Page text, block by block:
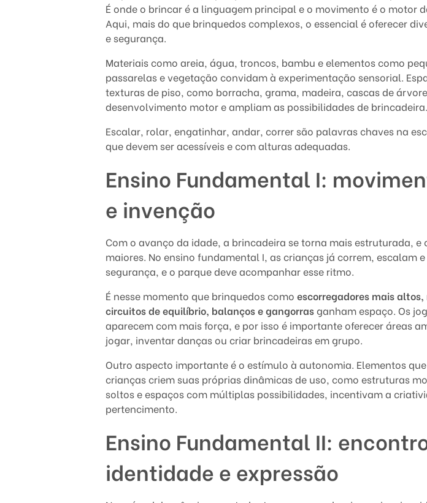
r
n
o
s
n
a
s
e
s
c
o
l
a
s
:
e
s
p
a
ç
É onde o brincar é a linguagem principal e o movimento é o motor
Aqui, mais do que brinquedos complexos, o essencial é oferecer
e segurança.
Materiais como areia, água, troncos, bambu e elementos como
passarelas e vegetação convidam à experimentação sensorial.
texturas de piso, como borracha, grama, madeira, cascas de
desenvolvimento motor e ampliam as possibilidades de brincadeira.
Escalar, rolar, engatinhar, andar, correr são palavras chaves na
que devem ser acessíveis e com alturas adequadas.
Ensino Fundamental I:
e invenção
Com o avanço da idade, a brincadeira se torna mais estruturada, e
maiores. No ensino fundamental I, as crianças já correm, escalam
segurança, e o parque deve acompanhar esse ritmo.
É nesse momento que brinquedos como escorregadores mais
circuitos de equilíbrio, balanços e gangorrasganham espaço. Os
aparecem com mais força, e por isso é importante oferecer áreas
jogar, inventar danças ou criar brincadeiras em grupo.
Outro aspecto importante é o estímulo à autonomia. Elementos
crianças criem suas próprias dinâmicas de uso, como estruturas
soltos e espaços com múltiplas possibilidades, incentivam a
pertencimento.
Ensino Fundamental II:
identidade e expressão